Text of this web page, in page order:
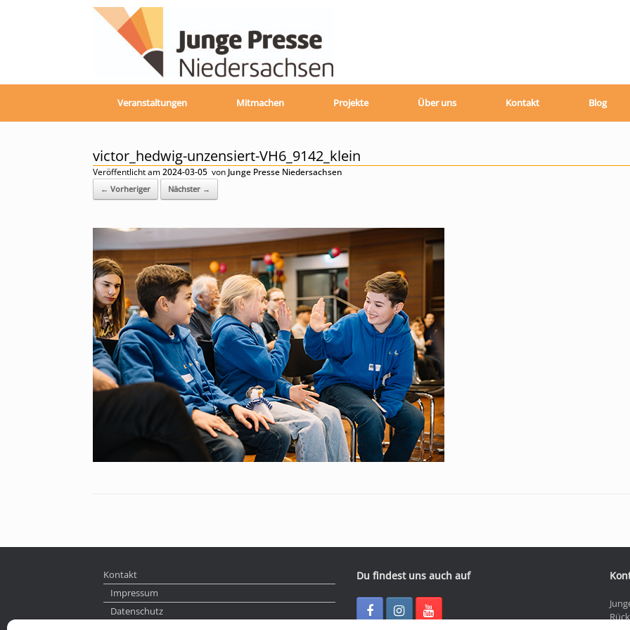
Veranstaltungen Mitmachen Projekte Über uns Kontakt Blog
victor_hedwig-unzensiert-VH6_9142_klein
Veröffentlicht am2024-03-05 von Junge Presse Niedersachsen
← Vorheriger Nächster →
Kontakt
Impressum
Datenschutz
Du findest uns auch auf